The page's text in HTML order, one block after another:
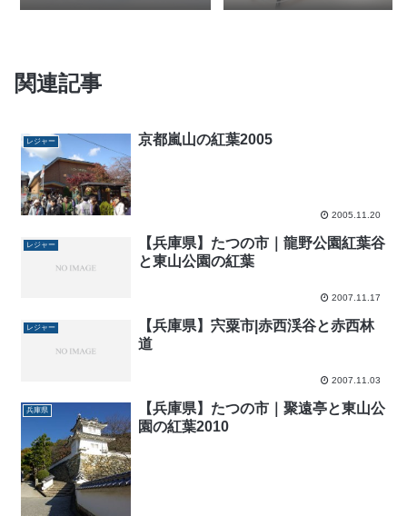
関連記事
レジャー 京都嵐山の紅葉2005
2005.11.20
レジャー
【兵庫県】たつの市｜龍野公園紅葉谷
と東山公園の紅葉
2007.11.17
レジャー
【兵庫県】宍粟市|赤西渓谷と赤西林
道
2007.11.03
兵庫県
【兵庫県】たつの市｜聚遠亭と東山公
園の紅葉2010